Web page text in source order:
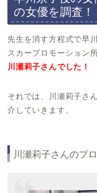
の女優を調査！
先生を消す方程式で早
スカープロモーション
川瀬莉子さんでした！
それでは、川瀬莉子さ
介していきます。
川瀬莉子さんのプ